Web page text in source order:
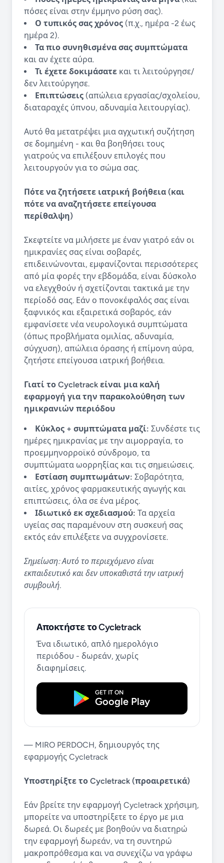
πόσες είναι στην έμμηνο ρύση σας).
Ο τυπικός σας χρόνος (π.χ., ημέρα -2 έως
ημέρα 2).
Τα πιο συνηθισμένα σας συμπτώματα
και αν έχετε αύρα.
Τι έχετε δοκιμάσατε και τι λειτούργησε/
δεν λειτούργησε.
Επιπτώσεις (απώλεια εργασίας/σχολείου,
διαταραχές ύπνου, αδυναμία λειτουργίας).
Αυτό θα μετατρέψει μια αγχωτική συζήτηση
σε δομημένη - και θα βοηθήσει τους
γιατρούς να επιλέξουν επιλογές που
λειτουργούν για το σώμα σας.
Πότε να ζητήσετε ιατρική βοήθεια (και
πότε να αναζητήσετε επείγουσα
περίθαλψη)
Σκεφτείτε να μιλήσετε με έναν γιατρό εάν οι
ημικρανίες σας είναι σοβαρές,
επιδεινώνονται, εμφανίζονται περισσότερες
από μία φορές την εβδομάδα, είναι δύσκολο
να ελεγχθούν ή σχετίζονται τακτικά με την
περίοδό σας. Εάν ο πονοκέφαλός σας είναι
ξαφνικός και εξαιρετικά σοβαρός, εάν
εμφανίσετε νέα νευρολογικά συμπτώματα
(όπως προβλήματα ομιλίας, αδυναμία,
σύγχυση), απώλεια όρασης ή επίμονη αύρα,
ζητήστε επείγουσα ιατρική βοήθεια.
Γιατί το Cycletrack είναι μια καλή
εφαρμογή για την παρακολούθηση των
ημικρανιών περιόδου
Κύκλος + συμπτώματα μαζί: Συνδέστε τις
ημέρες ημικρανίας με την αιμορραγία, το
προεμμηνορροϊκό σύνδρομο, τα
συμπτώματα ωορρηξίας και τις σημειώσεις.
Εστίαση συμπτωμάτων: Σοβαρότητα,
αιτίες, χρόνος φαρμακευτικής αγωγής και
επιπτώσεις, όλα σε ένα μέρος.
Ιδιωτικό εκ σχεδιασμού: Τα αρχεία
υγείας σας παραμένουν στη συσκευή σας
εκτός εάν επιλέξετε να συγχρονίσετε.
Σημείωση: Αυτό το περιεχόμενο είναι
εκπαιδευτικό και δεν υποκαθιστά την ιατρική
συμβουλή.
Αποκτήστε το Cycletrack
Ένα ιδιωτικό, απλό ημερολόγιο
περιόδου - δωρεάν, χωρίς
διαφημίσεις.
GET IT ON
Google Play
— MIRO PERDOCH, δημιουργός της
εφαρμογής Cycletrack
Υποστηρίξτε το Cycletrack (προαιρετικά)
Εάν βρείτε την εφαρμογή Cycletrack χρήσιμη,
μπορείτε να υποστηρίξετε το έργο με μια
δωρεά. Οι δωρεές με βοηθούν να διατηρώ
την εφαρμογή δωρεάν, να τη συντηρώ
μακροπρόθεσμα και να συνεχίζω να γράφω